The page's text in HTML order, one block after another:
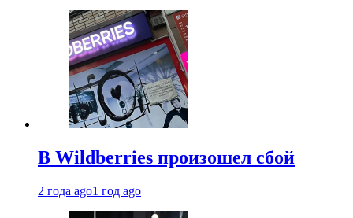
В Wildberries произошел сбой
2 года ago1 год ago